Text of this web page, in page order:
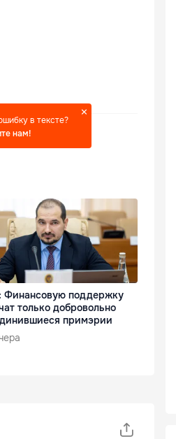
в тексте?
нам!
Финансовую поддержку
только добровольно
примэрии